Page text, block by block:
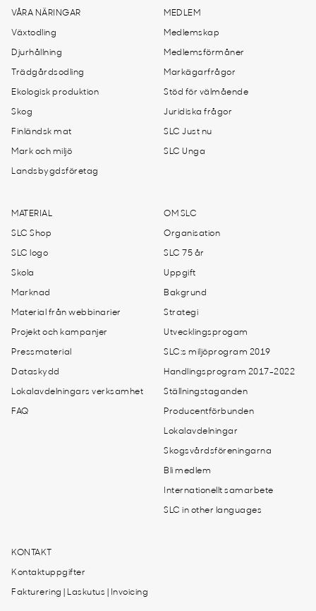
VÅRA NÄRINGAR
Växtodling
Djurhållning
Trädgårdsodling
Ekologisk produktion
Skog
Finländsk mat
Mark och miljö
Landsbygdsföretag
MEDLEM
Medlemskap
Medlemsförmåner
Markägarfrågor
Stöd för välmående
Juridiska frågor
SLC Just nu
SLC Unga
MATERIAL
SLC Shop
SLC logo
Skola
Marknad
Material från webbinarier
Projekt och kampanjer
Pressmaterial
Dataskydd
Lokalavdelningars verksamhet
FAQ
OM SLC
Organisation
SLC 75 år
Uppgift
Bakgrund
Strategi
Utvecklingsprogam
SLC:s miljöprogram 2019
Handlingsprogram 2017-2022
Ställningstaganden
Producentförbunden
Lokalavdelningar
Skogsvårdsföreningarna
Bli medlem
Internationellt samarbete
SLC in other languages
KONTAKT
Kontaktuppgifter
Fakturering | Laskutus | Invoicing